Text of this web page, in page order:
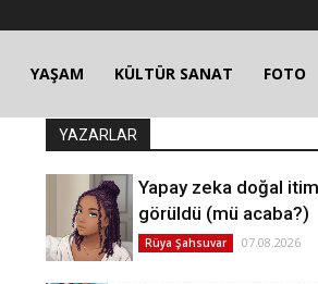
YAŞAM KÜLTÜR SANAT FOTO
YAZARLAR
Yapay zeka doğal
görüldü (mü acaba?)
Rüya Şahsuvar 07.08.2026